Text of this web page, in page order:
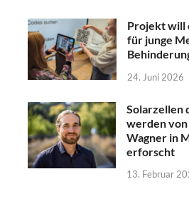
Projekt will
für junge
24. Juni 2026
Solarzellen
werden von
Wagner in
erforscht
13. Februar